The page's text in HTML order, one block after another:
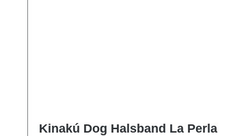
Kinakú Dog Halsband La Perla